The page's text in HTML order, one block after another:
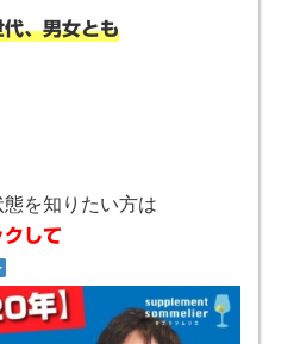
、男女とも
を知りたい方は
クして